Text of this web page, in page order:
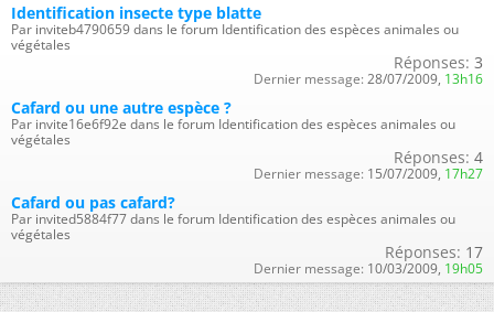
Identification insecte type blatte
Par inviteb4790659 dans le forum Identification des espèces animales ou
végétales
Réponses: 3
Dernier message: 28/07/2009, 13h16
Cafard ou une autre espèce ?
Par invite16e6f92e dans le forum Identification des espèces animales ou
végétales
Réponses: 4
Dernier message: 15/07/2009, 17h27
Cafard ou pas cafard?
Par invited5884f77 dans le forum Identification des espèces animales ou
végétales
Réponses: 17
Dernier message: 10/03/2009, 19h05